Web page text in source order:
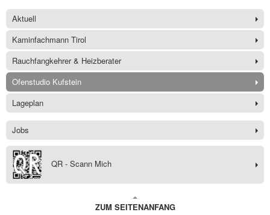
Aktuell
Kaminfachmann Tirol
Rauchfangkehrer & Heizberater
Ofenstudio Kufstein
Lageplan
Jobs
QR - Scann Mich
ZUM SEITENANFANG